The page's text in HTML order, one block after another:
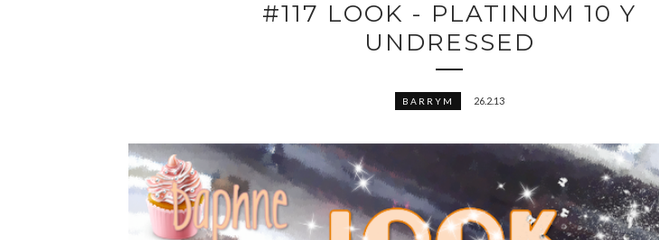
#117 LOOK - PLATINUM 10 Y
UNDRESSED
BARRYM 26.2.13